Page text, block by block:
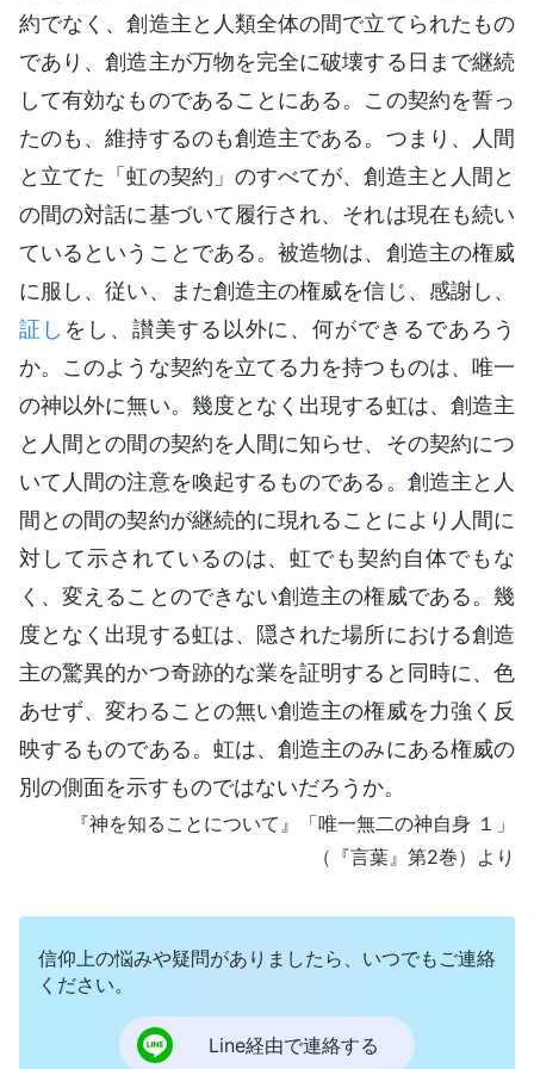
約でなく、創造主と人類全体の間で立てられたもの
であり、創造主が万物を完全に破壊する日まで継続
して有効なものであることにある。この契約を誓っ
たのも、維持するのも創造主である。つまり、人間
と立てた「虹の契約」のすべてが、創造主と人間と
の間の対話に基づいて履行され、それは現在も続い
ているということである。被造物は、創造主の権威
に服し、従い、また創造主の権威を信じ、感謝し、
証し をし、讃美する以外に、何ができるであろう
か。このような契約を立てる力を持つものは、唯一
の神以外に無い。幾度となく出現する虹は、創造主
と人間との間の契約を人間に知らせ、その契約につ
いて人間の注意を喚起するものである。創造主と人
間との間の契約が継続的に現れることにより人間に
対して示されているのは、虹でも契約自体でもな
く、変えることのできない創造主の権威である。幾
度となく出現する虹は、隠された場所における創造
主の驚異的かつ奇跡的な業を証明すると同時に、色
あせず、変わることの無い創造主の権威を力強く反
映するものである。虹は、創造主のみにある権威の
別の側面を示すものではないだろうか。
『神を知ることについて』「唯一無二の神自身 １」
（『言葉』第2巻）より
信仰上の悩みや疑問がありましたら、いつでもご連絡
ください。
Line経由で連絡する